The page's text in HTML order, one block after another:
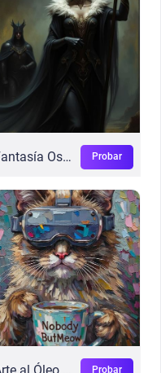
Fantasía Oscura Digital Probar
Probar